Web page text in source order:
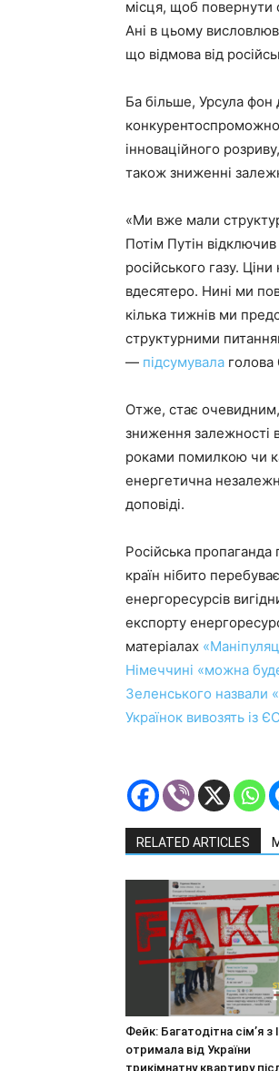
місця, щоб повернути
Ані в цьому
що відмова від
Ба більше, Урсула
інноваційного
також зниженні
«Ми вже мали
Потім Путін
російського газу.
вдесятеро. Нині ми
кілька тижнів ми
структурними
— підсумувала голова
Отже, стає
зниження залежності
роками помилкою чи
енергетична
доповіді.
Російська
країн нібито
енергоресурсів
експорту
матеріалах
Німеччині «можна
Зеленського назвали
Українок вивозять із
RELATED ARTICLES
Фейк: Багатодітна сім’я з
отримала від України
трикімнатну квартиру